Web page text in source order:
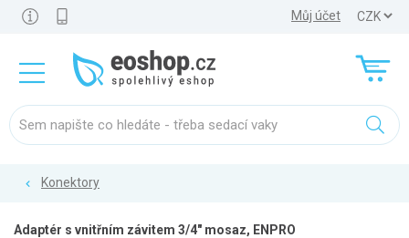
Můj účet
Konektory
Adaptér s vnitřním závitem 3/4" mosaz, ENPRO